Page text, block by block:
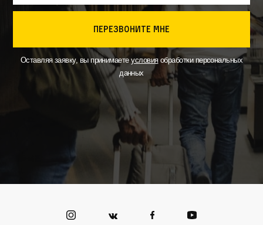
перезвоните мне
Оставляя заявку, вы принимаетеусловияобработки персональных
данных